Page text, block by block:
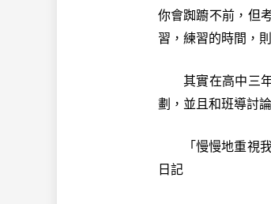
你會踟躕不前，但
習，練習的時間，
其實在高中三年
劃，並且和班導討
「慢慢地重視我
日記